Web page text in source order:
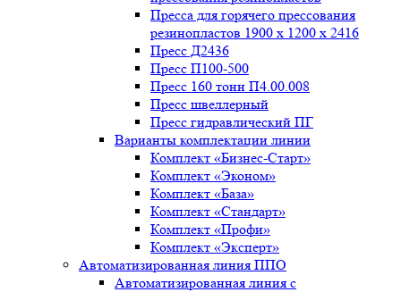
Пресса для горячего прессования
резинопластов 1900 х 1200 х 2416
Пресс Д2436
Пресс П100-500
Пресс 160 тонн П4.00.008
Пресс швеллерный
Пресс гидравлический ПГ
Варианты комплектации линии
Комплект «Бизнес-Старт»
Комплект «Эконом»
Комплект «База»
Комплект «Стандарт»
Комплект «Профи»
Комплект «Эксперт»
Автоматизированная линия ППО
Автоматизированная линия с